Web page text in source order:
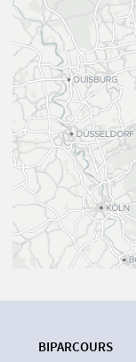
BIPARCOURS